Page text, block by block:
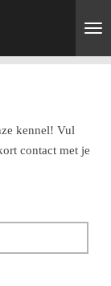
kennel! Vul
contact met je